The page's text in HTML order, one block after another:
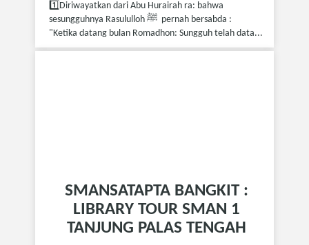
1️⃣Diriwayatkan dari Abu Hurairah ra: bahwa
sesungguhnya Rasululloh ﷺ pernah bersabda :
"Ketika datang bulan Romadhon: Sungguh telah data...
SMANSATAPTA BANGKIT :
LIBRARY TOUR SMAN 1
TANJUNG PALAS TENGAH